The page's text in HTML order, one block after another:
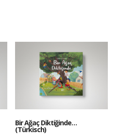
Bir Ağaç Diktiğinde…
(Türkisch)